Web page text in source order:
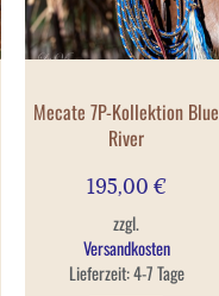
Mecate 7P-Kollektion Blue
River
195,00 €
zzgl.
Versandkosten
Lieferzeit:4-7 Tage